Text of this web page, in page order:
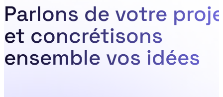
Parlons de votre
et concrétisons
ensemble vos idées